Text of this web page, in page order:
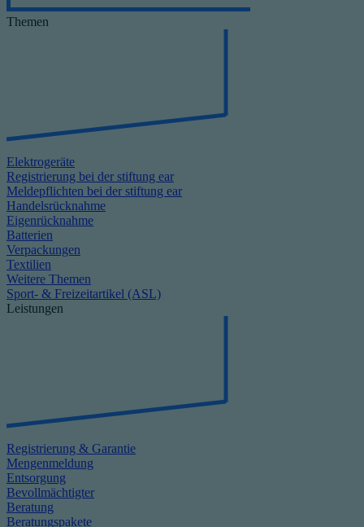
Themen
Elektrogeräte
Registrierung bei der stiftung ear
Meldepflichten bei der stiftung ear
Handelsrücknahme
Eigenrücknahme
Batterien
Verpackungen
Textilien
Weitere Themen
Sport- & Freizeitartikel (ASL)
Leistungen
Registrierung & Garantie
Mengenmeldung
Entsorgung
Bevollmächtigter
Beratung
Beratungspakete